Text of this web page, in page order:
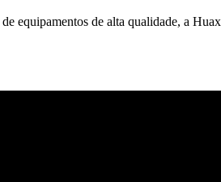
equipamentos de alta qualidade, a